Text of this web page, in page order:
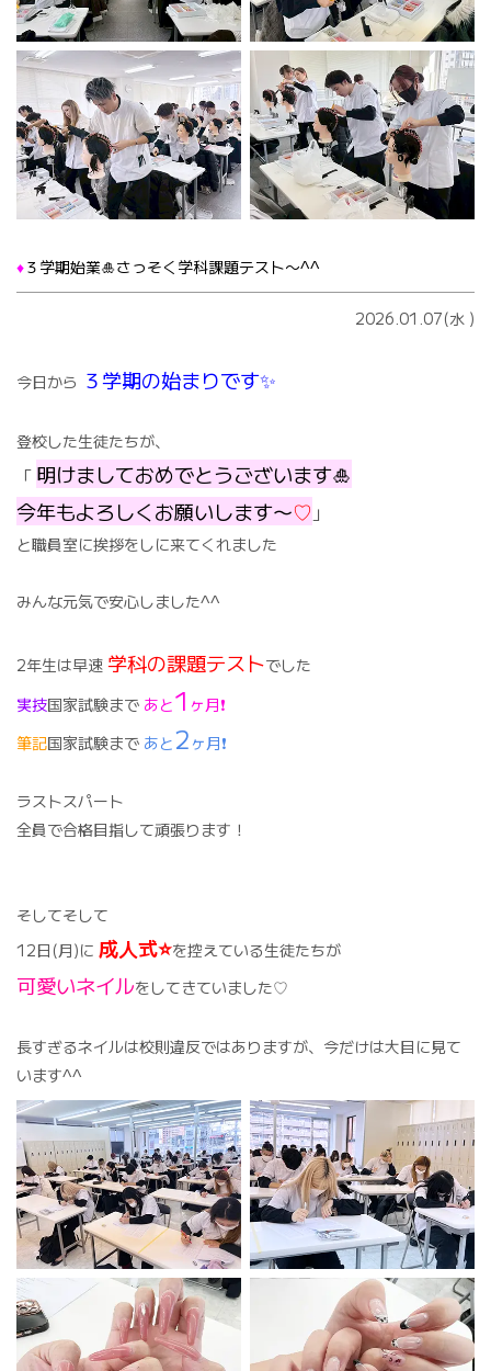
♦️３学期始業🎍さっそく学科課題テスト〜^^
2026.01.07(水 )
今日から ３学期の始まりです✨
登校した生徒たちが、
「 明けましておめでとうございます🎍
今年もよろしくお願いします〜♡ 」
と職員室に挨拶をしに来てくれました
みんな元気で安心しました^^
2年生は早速 学科の課題テストでした
実技国家試験まで あと1 ヶ月❗️
筆記国家試験まで あと2 ヶ月❗️
ラストスパート
全員で合格目指して頑張ります！
そしてそして
12日(月)に 成人式⭐️を控えている生徒たちが
可愛いネイルをしてきていました♡
長すぎるネイルは校則違反ではありますが、今だけは大目に見て
います^^